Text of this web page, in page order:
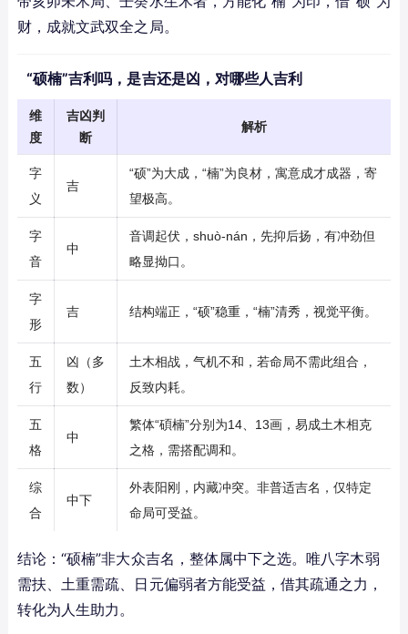
财，成就文武双全之局。
“硕楠”吉利吗，是吉还是凶，对哪些人吉利
维
度
吉凶判
断
解析
字
义
吉
“硕”为大成，“楠”为良材，寓意成才成器，寄
望极高。
字
音
中
音调起伏，shuò-nán，先抑后扬，有冲劲但
略显拗口。
字
形
吉 结构端正，“硕”稳重，“楠”清秀，视觉平衡。
五
行
凶（多
数）
土木相战，气机不和，若命局不需此组合，
反致内耗。
五
格
中
繁体“碩楠”分别为14、13画，易成土木相克
之格，需搭配调和。
综
合
中下
外表阳刚，内藏冲突。非普适吉名，仅特定
命局可受益。
结论：“硕楠”非大众吉名，整体属中下之选。唯八字木弱
需扶、土重需疏、日元偏弱者方能受益，借其疏通之力，
转化为人生助力。